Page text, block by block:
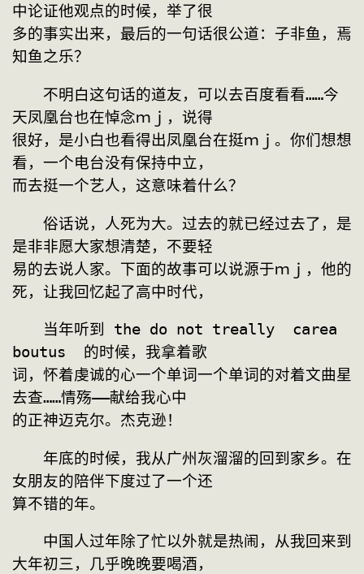
中论证他观点的时候，举了很
多的事实出来，最后的一句话很公道：子非鱼，焉
知鱼之乐？
不明白这句话的道友，可以去百度看看……今
天凤凰台也在悼念ｍｊ，说得
很好，是小白也看得出凤凰台在挺ｍｊ。你们想想
看，一个电台没有保持中立，
而去挺一个艺人，这意味着什么？
俗话说，人死为大。过去的就已经过去了，是
是非非愿大家想清楚，不要轻
易的去说人家。下面的故事可以说源于ｍｊ，他的
死，让我回忆起了高中时代，
当年听到 the do not treally  carea
boutus  的时候，我拿着歌
词，怀着虔诚的心一个单词一个单词的对着文曲星
去查……情殇——献给我心中
的正神迈克尔。杰克逊！
年底的时候，我从广州灰溜溜的回到家乡。在
女朋友的陪伴下度过了一个还
算不错的年。
中国人过年除了忙以外就是热闹，从我回来到
大年初三，几乎晚晚要喝酒，